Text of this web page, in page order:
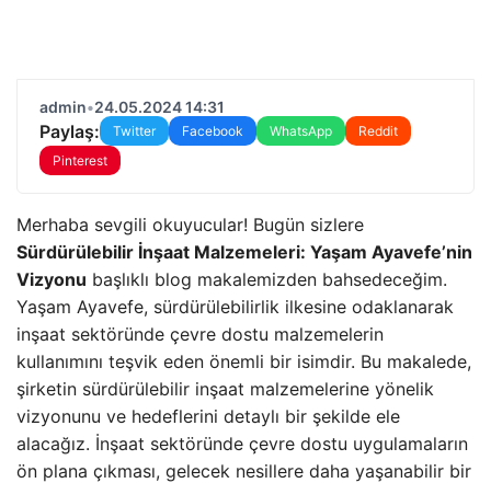
admin•24.05.2024 14:31
Paylaş: Twitter Facebook WhatsApp
Reddit
Pinterest
Merhaba sevgili okuyucular! Bugün sizlere
Sürdürülebilir İnşaat Malzemeleri: Yaşam Ayavefe’nin
Vizyonu başlıklı blog makalemizden bahsedeceğim.
Yaşam Ayavefe, sürdürülebilirlik ilkesine odaklanarak
inşaat sektöründe çevre dostu malzemelerin
kullanımını teşvik eden önemli bir isimdir. Bu makalede,
şirketin sürdürülebilir inşaat malzemelerine yönelik
vizyonunu ve hedeflerini detaylı bir şekilde ele
alacağız. İnşaat sektöründe çevre dostu uygulamaların
ön plana çıkması, gelecek nesillere daha yaşanabilir bir